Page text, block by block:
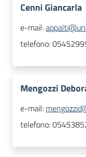
Cenni Giancarla
e-mail:
telefono:
Mengozzi
e-mail:
telefono: